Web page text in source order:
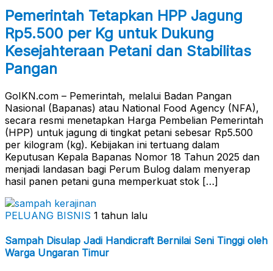
Pemerintah Tetapkan HPP Jagung
Rp5.500 per Kg untuk Dukung
Kesejahteraan Petani dan Stabilitas
Pangan
GoIKN.com – Pemerintah, melalui Badan Pangan
Nasional (Bapanas) atau National Food Agency (NFA),
secara resmi menetapkan Harga Pembelian Pemerintah
(HPP) untuk jagung di tingkat petani sebesar Rp5.500
per kilogram (kg). Kebijakan ini tertuang dalam
Keputusan Kepala Bapanas Nomor 18 Tahun 2025 dan
menjadi landasan bagi Perum Bulog dalam menyerap
hasil panen petani guna memperkuat stok […]
PELUANG BISNIS 1 tahun lalu
Sampah Disulap Jadi Handicraft Bernilai Seni Tinggi oleh
Warga Ungaran Timur